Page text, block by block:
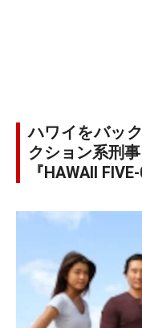
ハワイをバッ
クション系刑
『HAWAII FIVE-